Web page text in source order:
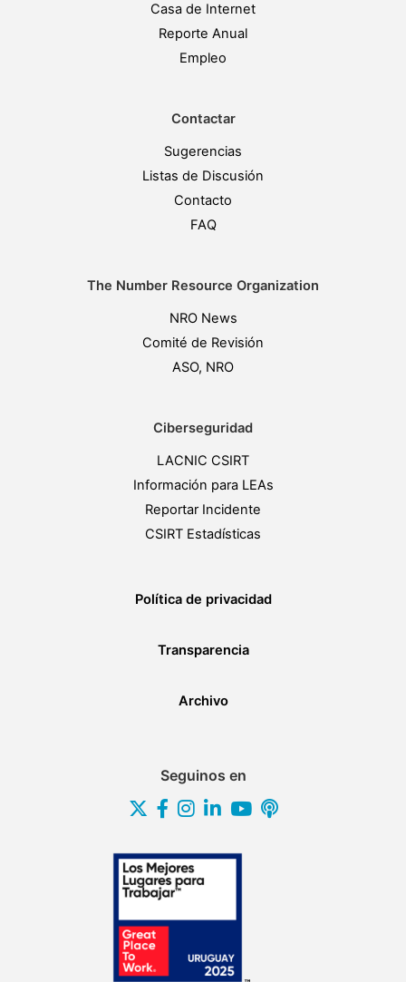
Casa de Internet
Reporte Anual
Empleo
Contactar
Sugerencias
Listas de Discusión
Contacto
FAQ
The Number Resource Organization
NRO News
Comité de Revisión
ASO, NRO
Ciberseguridad
LACNIC CSIRT
Información para LEAs
Reportar Incidente
CSIRT Estadísticas
Política de privacidad
Transparencia
Archivo
Seguinos en